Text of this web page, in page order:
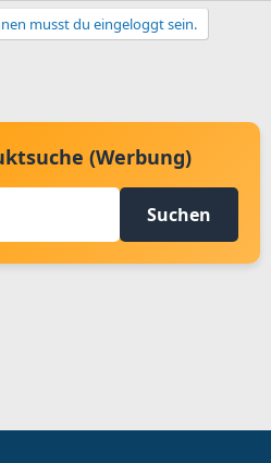
musst du eingeloggt sein.
(Werbung)
Suchen